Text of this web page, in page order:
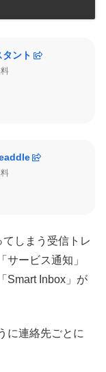
ント
しまう受信トレ
サービス通知」
Smart Inbox」が
に連絡先ごとに